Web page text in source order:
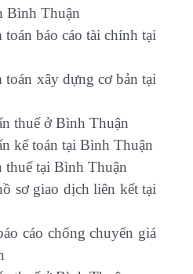
Bình Thuận
báo cáo tài chính tại
xây dựng cơ bản tại
thuế ở Bình Thuận
kế toán tại Bình Thuận
thuế tại Bình Thuận
sơ giao dịch liên kết tại
cáo chống chuyển giá